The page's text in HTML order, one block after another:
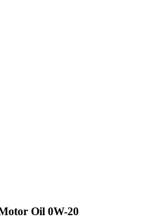
Oil 0W-20